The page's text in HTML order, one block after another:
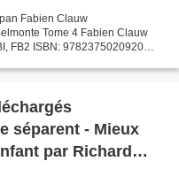
Fabien Clauw
Tome 4 Fabien Clauw
FB2 ISBN: 9782375020920
- Mieux
par Richard